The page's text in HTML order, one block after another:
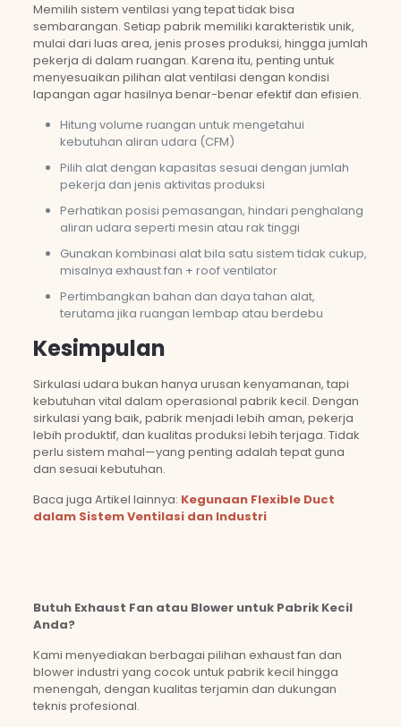
Memilih sistem ventilasi yang tepat tidak bisa
sembarangan. Setiap pabrik memiliki karakteristik unik,
mulai dari luas area, jenis proses produksi, hingga jumlah
pekerja di dalam ruangan. Karena itu, penting untuk
menyesuaikan pilihan alat ventilasi dengan kondisi
lapangan agar hasilnya benar-benar efektif dan efisien.
Hitung volume ruangan untuk mengetahui
kebutuhan aliran udara (CFM)
Pilih alat dengan kapasitas sesuai dengan jumlah
pekerja dan jenis aktivitas produksi
Perhatikan posisi pemasangan, hindari penghalang
aliran udara seperti mesin atau rak tinggi
Gunakan kombinasi alat bila satu sistem tidak cukup,
misalnya exhaust fan + roof ventilator
Pertimbangkan bahan dan daya tahan alat,
terutama jika ruangan lembap atau berdebu
Kesimpulan
Sirkulasi udara bukan hanya urusan kenyamanan, tapi
kebutuhan vital dalam operasional pabrik kecil. Dengan
sirkulasi yang baik, pabrik menjadi lebih aman, pekerja
lebih produktif, dan kualitas produksi lebih terjaga. Tidak
perlu sistem mahal—yang penting adalah tepat guna
dan sesuai kebutuhan.
Baca juga Artikel lainnya: Kegunaan Flexible Duct
dalam Sistem Ventilasi dan Industri
Butuh Exhaust Fan atau Blower untuk Pabrik Kecil
Anda?
Kami menyediakan berbagai pilihan exhaust fan dan
blower industri yang cocok untuk pabrik kecil hingga
menengah, dengan kualitas terjamin dan dukungan
teknis profesional.